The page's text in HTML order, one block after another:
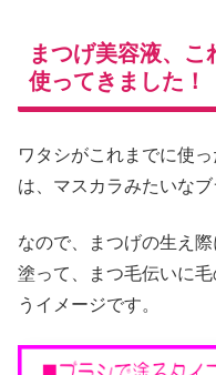
まつげ美容液、
使ってきました！
ワタシがこれまでに使
は、マスカラみたいな
なので、まつげの生え
塗って、まつ毛伝いに
うイメージです。